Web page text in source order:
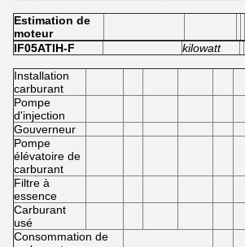
Estimation de
moteur
IF05ATIH-F
kilowatt
Installation
carburant
Pompe
d'injection
Gouverneur
Pompe
élévatoire de
carburant
Filtre à
essence
Carburant
usé
Consommation de